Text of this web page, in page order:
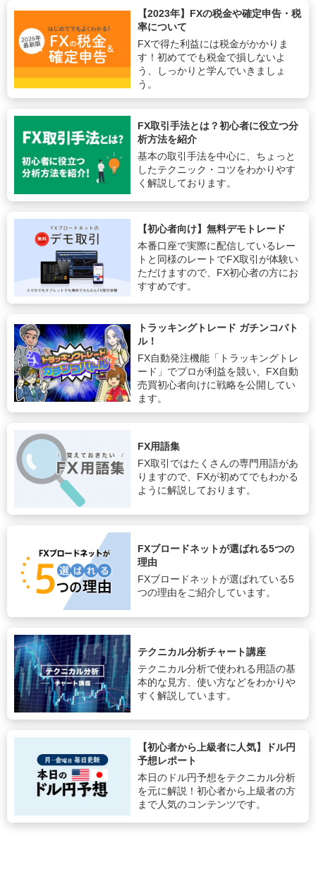
【2023年】FXの税金や確定申告・税
率について
FXで得た利益には税金がかかりま
す！初めてでも税金で損しないよ
う、しっかりと学んでいきましょ
う。
FX取引手法とは？初心者に役立つ分
析方法を紹介
基本の取引手法を中心に、ちょっと
したテクニック・コツをわかりやす
く解説しております。
【初心者向け】無料デモトレード
本番口座で実際に配信しているレー
トと同様のレートでFX取引が体験い
ただけますので、FX初心者の方にお
すすめです。
トラッキングトレード ガチンコバト
ル！
FX自動発注機能「トラッキングトレ
ード」でプロが利益を競い、FX自動
売買初心者向けに戦略を公開してい
ます。
FX用語集
FX取引ではたくさんの専門用語があ
りますので、FXが初めてでもわかる
ように解説しております。
FXブロードネットが選ばれる5つの
理由
FXブロードネットが選ばれている5
つの理由をご紹介しています。
テクニカル分析チャート講座
テクニカル分析で使われる用語の基
本的な見方、使い方などをわかりや
すく解説しています。
【初心者から上級者に人気】ドル円
予想レポート
本日のドル円予想をテクニカル分析
を元に解説！初心者から上級者の方
まで人気のコンテンツです。